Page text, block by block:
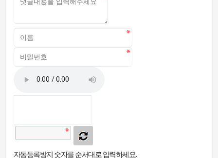
자동등록방지 숫자를 순서대로 입력하세요.